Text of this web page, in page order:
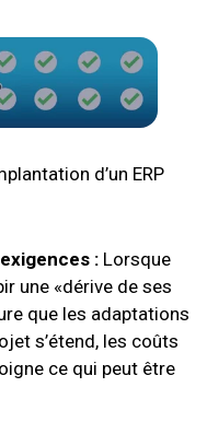
d’un ERP
: Lorsque
une «dérive de ses
que les adaptations
s’étend, les coûts
ce qui peut être